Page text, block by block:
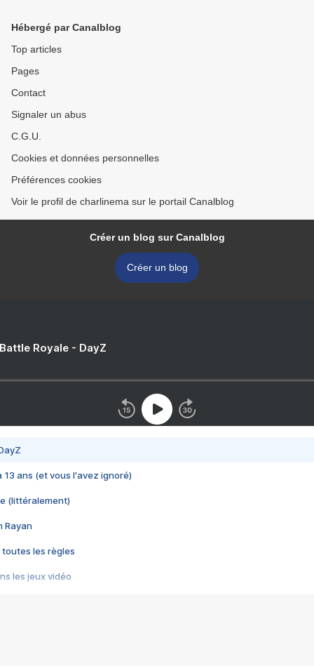
Hébergé par Canalblog
Top articles
Pages
Contact
Signaler un abus
C.G.U.
Cookies et données personnelles
Préférences cookies
Voir le profil de charlinema sur le portail Canalblog
Créer un blog sur Canalblog
Créer un blog
Royale - DayZ
13 ans (et vous l'avez ignoré)
(littéralement)
Rayan
toutes les règles
les jeux vidéo